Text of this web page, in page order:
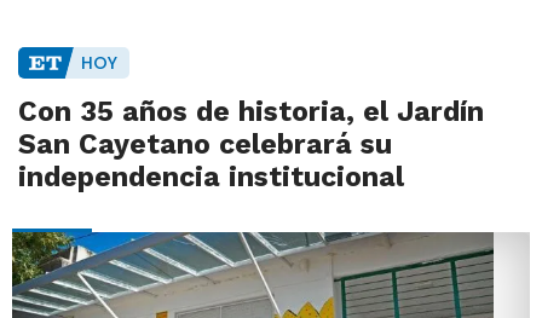
HOY
Con 35 años de historia, el Jardín
San Cayetano celebrará su
independencia institucional